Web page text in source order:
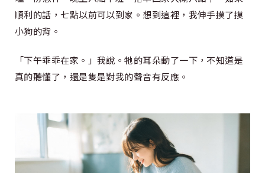
順利的話，七點以前可以到家。想到這裡，我伸手摸了摸
小狗的背。
「下午乖乖在家。」我說。牠的耳朵動了一下，不知道是
真的聽懂了，還是隻是對我的聲音有反應。